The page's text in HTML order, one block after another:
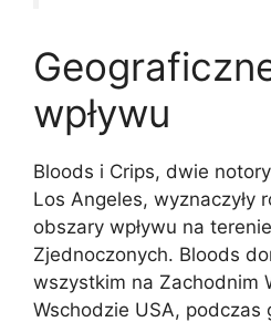
wpływu
Bloods i Crips, dwie
Los Angeles, wyznaczyły
obszary wpływu na
Zjednoczonych. Bloods
wszystkim na Zachodnim
Wschodzie USA, podczas